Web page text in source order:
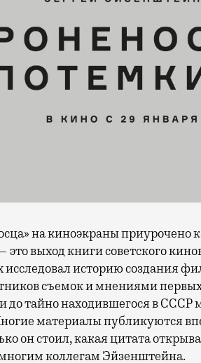
на киноэкраны приурочено
выход книги советского
исследовал историю создания
съемок и мнениями
до тайно находившегося в СССР
материалы публикуются
он стоил, какая цитата
коллегам Эйзенштейна.